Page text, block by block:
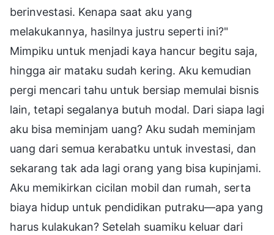
berinvestasi. Kenapa saat aku yang
melakukannya, hasilnya justru seperti ini?"
Mimpiku untuk menjadi kaya hancur begitu saja,
hingga air mataku sudah kering. Aku kemudian
pergi mencari tahu untuk bersiap memulai bisnis
lain, tetapi segalanya butuh modal. Dari siapa lagi
aku bisa meminjam uang? Aku sudah meminjam
uang dari semua kerabatku untuk investasi, dan
sekarang tak ada lagi orang yang bisa kupinjami.
Aku memikirkan cicilan mobil dan rumah, serta
biaya hidup untuk pendidikan putraku—apa yang
harus kulakukan? Setelah suamiku keluar dari